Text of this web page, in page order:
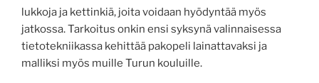
lukkoja ja kettinkiä, joita voidaan hyödyntää myös
jatkossa. Tarkoitus onkin ensi syksynä valinnaisessa
tietotekniikassa kehittää pakopeli lainattavaksi ja
malliksi myös muille Turun kouluille.